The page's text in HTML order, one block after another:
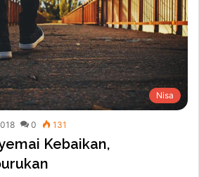
Nisa
0 131
Kebaikan,